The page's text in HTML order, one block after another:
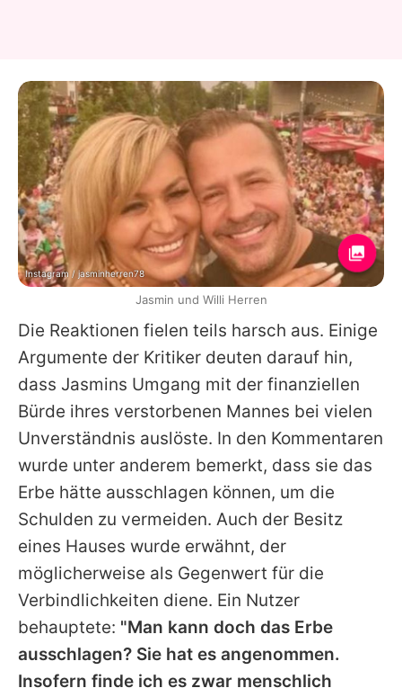
Die Reaktionen fielen teils harsch aus. Einige
Argumente der Kritiker deuten darauf hin,
dass Jasmins Umgang mit der finanziellen
Bürde ihres verstorbenen Mannes bei vielen
Unverständnis auslöste. In den Kommentaren
wurde unter anderem bemerkt, dass sie das
Erbe hätte ausschlagen können, um die
Schulden zu vermeiden. Auch der Besitz
eines Hauses wurde erwähnt, der
möglicherweise als Gegenwert für die
Verbindlichkeiten diene. Ein Nutzer
behauptete: "Man kann doch das Erbe
ausschlagen? Sie hat es angenommen.
Insofern finde ich es zwar menschlich
Instagram / jasminherren78
Jasmin und Willi Herren